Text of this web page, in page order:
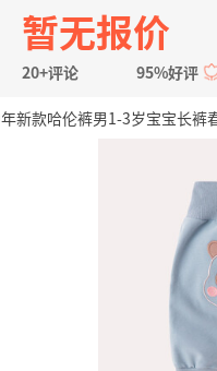
暂无报价
20+评论 95%好评
新款哈伦裤男1-3岁宝宝长裤